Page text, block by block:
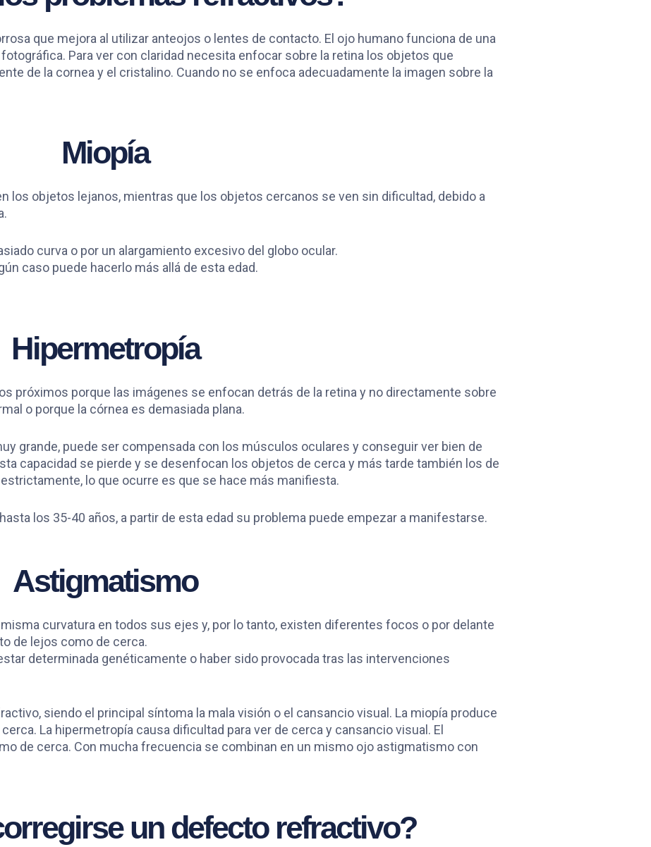
que mejora al utilizar anteojos o lentes de contacto. El ojo humano funciona de una
Para ver con claridad necesita enfocar sobre la retina los objetos que
de la cornea y el cristalino. Cuando no se enfoca adecuadamente la imagen sobre la
Miopía
los objetos lejanos, mientras que los objetos cercanos se ven sin dificultad, debido a
curva o por un alargamiento excesivo del globo ocular.
caso puede hacerlo más allá de esta edad.
Hipermetropía
próximos porque las imágenes se enfocan detrás de la retina y no directamente sobre
o porque la córnea es demasiada plana.
grande, puede ser compensada con los músculos oculares y conseguir ver bien de
capacidad se pierde y se desenfocan los objetos de cerca y más tarde también los de
lo que ocurre es que se hace más manifiesta.
los 35-40 años, a partir de esta edad su problema puede empezar a manifestarse.
Astigmatismo
curvatura en todos sus ejes y, por lo tanto, existen diferentes focos o por delante
de lejos como de cerca.
determinada genéticamente o haber sido provocada tras las intervenciones
siendo el principal síntoma la mala visión o el cansancio visual. La miopía produce
La hipermetropía causa dificultad para ver de cerca y cansancio visual. El
de cerca. Con mucha frecuencia se combinan en un mismo ojo astigmatismo con
un defecto refractivo?